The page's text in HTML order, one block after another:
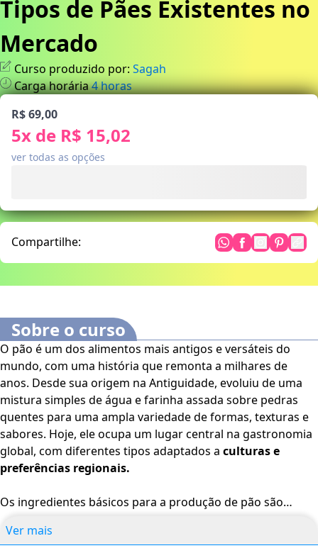
Tipos de Pães Existentes no
Mercado
Curso produzido por: Sagah
Carga horária4horas
R$ 69,00
5x de R$ 15,02
ver todas as opções
Compartilhe:
Sobre o curso
O pão é um dos alimentos mais antigos e versáteis do
mundo, com uma história que remonta a milhares de
anos. Desde sua origem na Antiguidade, evoluiu de uma
mistura simples de água e farinha assada sobre pedras
quentes para uma ampla variedade de formas, texturas e
sabores. Hoje, ele ocupa um lugar central na gastronomia
global, com diferentes tipos adaptados a culturas e
preferências regionais.
Os ingredientes básicos para a produção de pão são
estrutura e o sabor do alimento. No entanto, a adição de
Ver mais